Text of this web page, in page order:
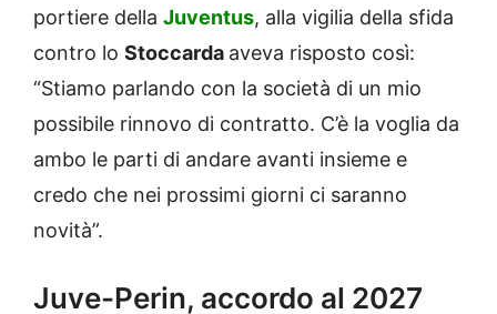
portiere della Juventus, alla vigilia della sfida
contro lo Stoccarda aveva risposto così:
“Stiamo parlando con la società di un mio
possibile rinnovo di contratto. C’è la voglia da
ambo le parti di andare avanti insieme e
credo che nei prossimi giorni ci saranno
novità”.
Juve-Perin, accordo al 2027